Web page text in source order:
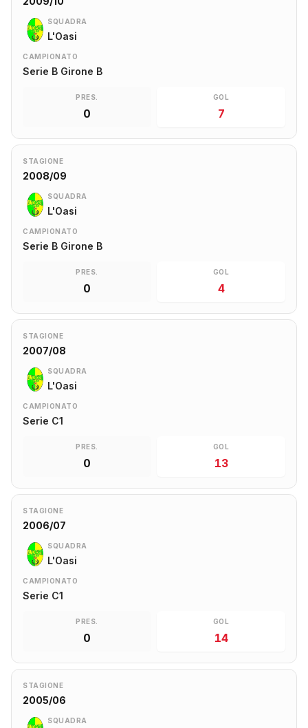
SQUADRA
L'Oasi
CAMPIONATO
Serie B Girone B
PRES.
0
GOL
7
STAGIONE
2008/09
SQUADRA
L'Oasi
CAMPIONATO
Serie B Girone B
PRES.
0
GOL
4
STAGIONE
2007/08
SQUADRA
L'Oasi
CAMPIONATO
Serie C1
PRES.
0
GOL
13
STAGIONE
2006/07
SQUADRA
L'Oasi
CAMPIONATO
Serie C1
PRES.
0
GOL
14
STAGIONE
2005/06
SQUADRA